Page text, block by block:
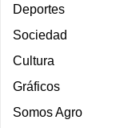
Deportes
Sociedad
Cultura
Gráficos
Somos Agro